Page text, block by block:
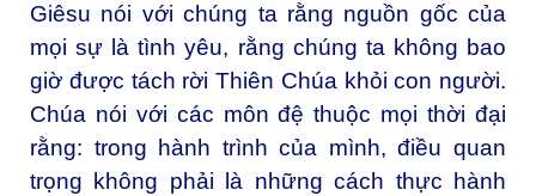
Giêsu nói với chúng ta rằng nguồn gốc của
mọi sự là tình yêu, rằng chúng ta không bao
giờ được tách rời Thiên Chúa khỏi con người.
Chúa nói với các môn đệ thuộc mọi thời đại
rằng: trong hành trình của mình, điều quan
trọng không phải là những cách thực hành